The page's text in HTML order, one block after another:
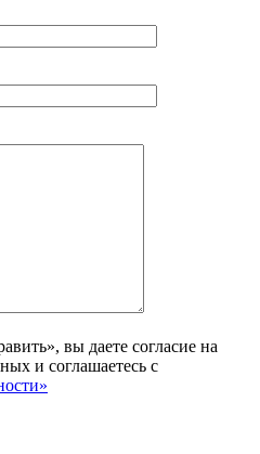
вы даете согласие на
и соглашаетесь с